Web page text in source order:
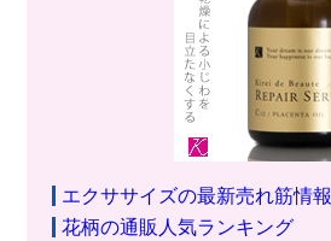
エクササイズの最新売れ筋情報
花柄の通販人気ランキング